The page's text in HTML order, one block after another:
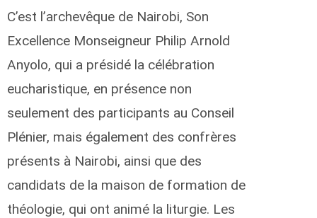
C’est l’archevêque de Nairobi, Son
Excellence Monseigneur Philip Arnold
Anyolo, qui a présidé la célébration
eucharistique, en présence non
seulement des participants au Conseil
Plénier, mais également des confrères
présents à Nairobi, ainsi que des
candidats de la maison de formation de
théologie, qui ont animé la liturgie. Les